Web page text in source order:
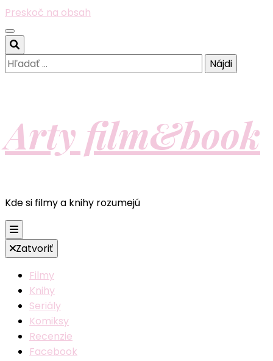
Preskoč na obsah
Hľadať:
Arty film&book
Kde si filmy a knihy rozumejú
Zatvoriť
Filmy
Knihy
Seriály
Komiksy
Recenzie
Facebook